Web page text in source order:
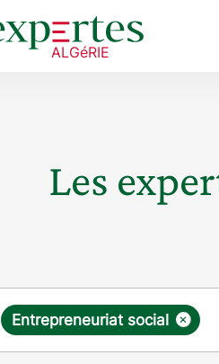
Les
Requête ×
Entrepreneuriat social